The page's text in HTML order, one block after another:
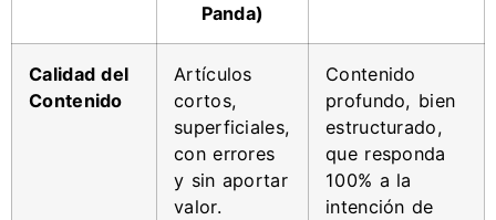
Panda)
Calidad del
Contenido
Artículos
cortos,
superficiales,
con errores
y sin aportar
valor.
Contenido
profundo, bien
estructurado,
que responda
100% a la
intención de